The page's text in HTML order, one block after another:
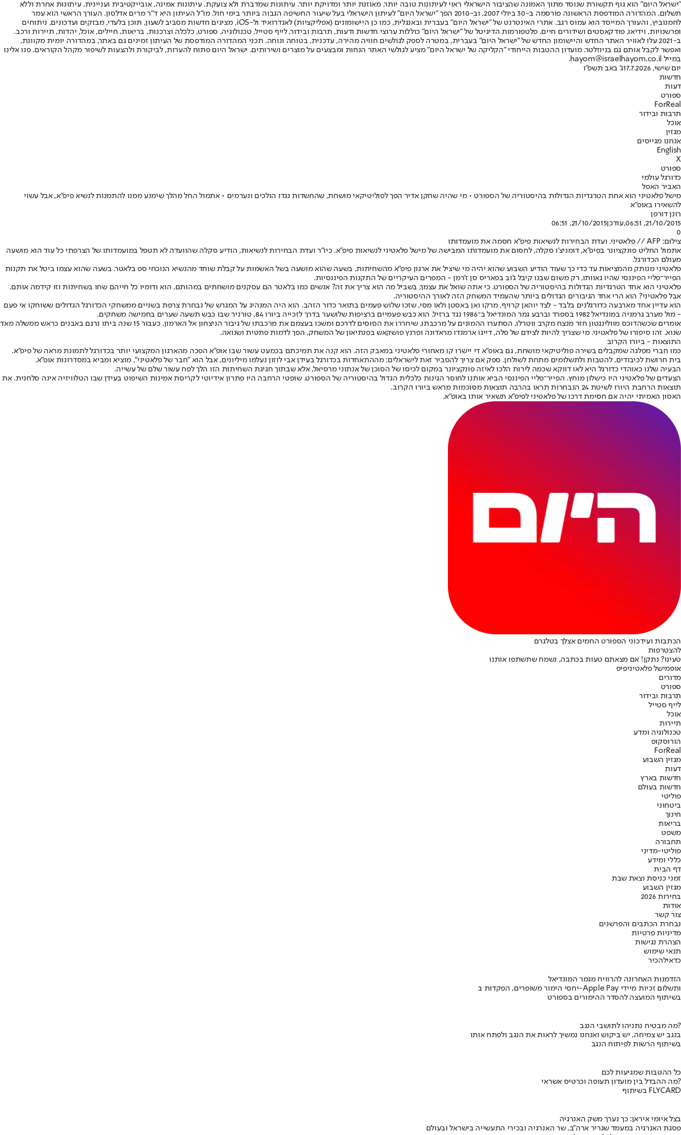
"ישראל היום" הוא גוף תקשורת שנוסד מתוך האמונה שהציבור הישראלי ראוי לעיתונות טובה יותר, מאוזנת יותר ומדויקת יותר. עיתונות שמדברת ולא צועקת. עיתונות אמינה, אובייקטיבית ועניינית. עיתונות אחרת וללא
תשלום. המהדורה המודפסת הראשונה פורסמה ב-30 ביולי 2007, וב-2010 הפך "ישראל היום" לעיתון הישראלי בעל שיעור החשיפה הגבוה ביותר בימי חול. מו"ל העיתון היא ד"ר מרים אדלסון. העורך הראשי הוא עמר
לחמנוביץ, והעורך המייסד הוא עמוס רגב. אתרי האינטרנט של "ישראל היום" בעברית ובאנגלית, כמו כן היישומונים (אפליקציות) לאנדרואיד ול-iOS, מציגים חדשות מסביב לשעון, תוכן בלעדי, מבזקים ועדכונים, ניתוחים
ופרשנויות, וידיאו, פודקאסטים ושידורים חיים. פלטפורמות הדיגיטל של "ישראל היום" כוללות ערוצי חדשות ודעות, תרבות ובידור, לייף סטייל, טכנולוגיה, ספורט, כלכלה וצרכנות, בריאות, חיילים, אוכל, יהדות, תיירות ורכב.
ב-2021 עלו לאוויר האתר החדש והיישומון החדש של "ישראל היום" בעברית, במטרה לספק לגולשים חוויה מהירה, עדכנית, בטוחה ונוחה. תכני המהדורה המודפסת של העיתון זמינים גם באתר, במהדורה יומית מקוונת,
ואפשר לקבל אותם גם בניוזלטר. מועדון ההטבות הייחודי "הקליקה של ישראל היום" מציע לגולשי האתר הנחות ומבצעים על מוצרים ושירותים. ישראל היום פתוח להערות, לביקורת ולהצעות לשיפור מקהל הקוראים. פנו אלינו
במייל hayom@israelhayom.co.il.
יום שישי, 17.7.2026
ג' באב תשפ"ו
חדשות
דעות
ספורט
ForReal
תרבות ובידור
אוכל
מגזין
אנחנו מגייסים
English
X
ספורט
כדורגל עולמי
האביר האפל
מישל פלאטיני הוא אחת הטרגדיות הגדולות בהיסטוריה של הספורט • מי שהיה שחקן אדיר הפך לפוליטיקאי מושחת, שהחשדות נגדו הולכים ונערמים • אתמול החל מהלך שימנע ממנו להתמנות לנשיא פיפ"א, אבל עשוי
להשאירו באופ"א
רונן דורפן
21/10/2015, 06:51
,עודכן21/10/2015, 06:51
0
צילום: AFP // פלאטיני. ועדת הבחירות לנשיאות פיפ"א חסמה את מועמדותו
אתמול החליט פונקציונר בפיפ"א, דומניצ'ו סקלה, לחסום את מועמדותו המבישה של מישל פלאטיני לנשיאות פיפ"א. כיו"ר ועדת הבחירות לנשיאות, הודיע סקלה שהוועדה לא תטפל במועמדותו של הצרפתי כל עוד הוא מושעה
מעולם הכדורגל.
פלאטיני מנותק מהמציאות עד כדי כך שעוד הודיע השבוע שהוא יהיה מי שיציל את ארגון פיפ"א מהשחיתות, בשעה שהוא מושעה בשל האשמות על קבלת שוחד מהנשיא הנוכחי ספ בלאטר. בשעה שהוא עצמו ביטל את תקנות
הפייר־פליי הפיננסי שהיו גאוותו, רק משום שבנו קיבל ג'וב בפאריס סן ז'רמן - המפרים העיקריים של התקנות הפיננסיות.
פלאטיני הוא אחד הטרגדיות הגדולות בהיסטוריה של הספורט. כי אתה שואל את עצמך, בשביל מה הוא צריך את זה? אנשים כמו בלאטר הם עסקנים מושחתים במהותם, הוא ודומיו כל חייהם שחו בשחיתות וזו קידמה אותם.
אבל פלאטיני? הוא הרי אחד הגיבורים הגדולים ביותר שהעמיד המשחק הזה לאורך ההיסטוריה.
הוא עדיין אחד מארבעה כדורגלנים בלבד - לצד יוהאן קרויף, מרקו ואן באסטן ולאו מסי, שזכו שלוש פעמים בתואר כדור הזהב. הוא היה המנהיג על המגרש של נבחרת צרפת בשניים ממשחקי הכדורגל הגדולים ששוחקו אי פעם
- מול מערב גרמניה במונדיאל 1982 בספרד וברבע גמר המונדיאל ב־1986 נגד ברזיל. הוא כבש פעמיים ברציפות שלושער בדרך לזכייה ביורו 84, טורניר שבו כבש תשעה שערים בחמישה משחקים.
אומרים שכשהדוכס מוולינגטון חזר מנצח מקרב ווטרלו, הסתערו ההמונים על מרכבתו, שיחררו את הסוסים לדרכם ומשכו בעצמם את מרכבתו של גיבור הניצחון אל הארמון. כעבור 15 שנה ביתו נרגם באבנים כראש ממשלה מאד
שנוא. זהו סיפורו של פלאטיני. מי שצריך להיות לצידם של פלה, דייגו ארמנדו מראדונה ופרנץ פושקאש בפנתיאון של המשחק, הפך לדמות פתטית ושנואה.
התוצאות - ביורו הקרוב
כמו חברי מפלגה שמקבלים בשירה פוליטיקאי מושחת, גם באופ"א די יישרו קו מאחורי פלאטיני במאבק הזה. הוא קנה את תמיכתם בכמעט עשור שבו אופ"א הפכה מהארגון המקצועי יותר בכדורגל לתמונת מראה של פיפ"א.
בית חרושת לכיבודים, להטבות ולתשלומים מתחת לשולחן. ספק אם צריך להסביר זאת לישראלים: מההתאחדות בכדורגל בעידן אבי לוזון נעלמו מיליונים, אבל הוא "חבר של פלאטיני", מוציא ומביא במסדרונות אופ"א.
הבעיה שלנו כאוהדי כדורגל היא לאו דווקא שכמה לירות הלכו לאיזה פונקציונר במקום לכיסו של הסוכן של אנתוני מרסיאל, אלא שבתוך חגיגת השחיתות הזו הלך לפח עשור שלם של עשייה.
הצעדים של פלאטיני היו כישלון מוחץ. הפייר־פליי הפיננסי הביא אותנו לחוסר הגינות כלכלית הגדול בהיסטוריה של הספורט. שופטי הרחבה היו פתרון אידיוטי לקריסת אמינות השיפוט בעידן שבו הטלוויזיה אינה סלחנית. את
תוצאות הרחבת היורו לשיטת 24 הנבחרות תראו בהרבה תוצאות מסוכמות מראש ביורו הקרוב.
האסון האמיתי יהיה אם חסימת דרכו של פלאטיני לפיפ"א תשאיר אותו באופ"א.
הכתבות ועידכוני הספורט החמים אצלך בטלגרם
להצטרפות
טעינו? נתקן! אם מצאתם טעות בכתבה, נשמח שתשתפו אותנו
אופמישל פלאטיניפיפ
מדורים
ספורט
תרבות ובידור
לייף סטייל
אוכל
תיירות
טכנולוגיה ומדע
הורוסקופ
ForReal
מגזין השבוע
דעות
חדשות בארץ
חדשות בעולם
פוליטי
ביטחוני
חינוך
בריאות
משפט
תחבורה
פוליטי-מדיני
כללי ומידע
דף הבית
זמני כניסת וצאת שבת
מגזין השבוע
בחירות 2026
אודות
צור קשר
נבחרת הכתבים והפרשנים
מדיניות פרטיות
הצהרת נגישות
תנאי שימוש
כדאילהכיר
הזדמנות האחרונה להרוויח מגמר המונדיאל
יחסי הימור משופרים, הפקדות ב-Apple Pay ותשלום זכיות מיידי
בשיתוף המועצה להסדר ההימורים בספורט
מה מבטיח נתניהו לתושבי הנגב?
בנגב יש צמיחה, יש ביקוש ואנחנו נמשיך לראות את הנגב ולפתח אותו
בשיתוף הרשות לפיתוח הנגב
כל ההטבות שמגיעות לכם
מה ההבדל בין מועדון תעופה וכרטיס אשראי?
בשיתוף FLYCARD
בצל איומי איראן: כך נערך משק האנרגיה
פסגת האנרגיה במעמד שגריר ארה"ב, שר האנרגיה ובכירי התעשייה בישראל ובעולם